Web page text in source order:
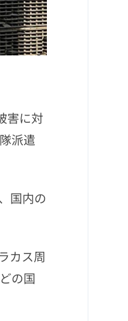
害に対
派遣
国内の
カス周
の国